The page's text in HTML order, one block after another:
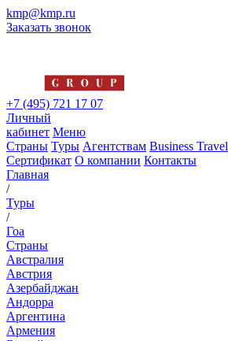
kmp@kmp.ru
Заказать звонок
+7 (495) 721 17 07
Личный
кабинет Меню
Страны Туры Агентствам Business Travel
Сертификат О компании Контакты
Главная
/
Туры
/
Гоа
Страны
Австралия
Австрия
Азербайджан
Андорра
Аргентина
Армения